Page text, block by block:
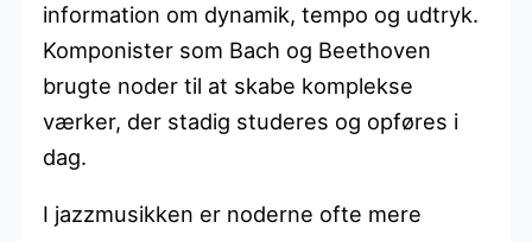
information om dynamik, tempo og udtryk.
Komponister som Bach og Beethoven
brugte noder til at skabe komplekse
værker, der stadig studeres og opføres i
dag.
I jazzmusikken er noderne ofte mere